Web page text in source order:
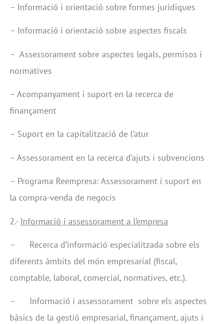
– Informació i orientació sobre formes jurídiques
– Informació i orientació sobre aspectes fiscals
– Assessorament sobre aspectes legals, permisos i
normatives
– Acompanyament i suport en la recerca de
finançament
– Suport en la capitalització de l’atur
– Assessorament en la recerca d’ajuts i subvencions
– Programa Reempresa: Assessorament i suport en
la compra-venda de negocis
2.- Informació i assessorament a l’empresa
– Recerca d’informació especialitzada sobre els
diferents àmbits del món empresarial (fiscal,
comptable, laboral, comercial, normatives, etc.).
– Informació i assessorament sobre els aspectes
bàsics de la gestió empresarial, finançament, ajuts i